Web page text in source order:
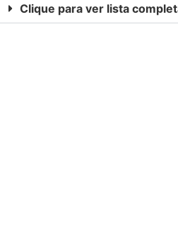
Clique para ver lista